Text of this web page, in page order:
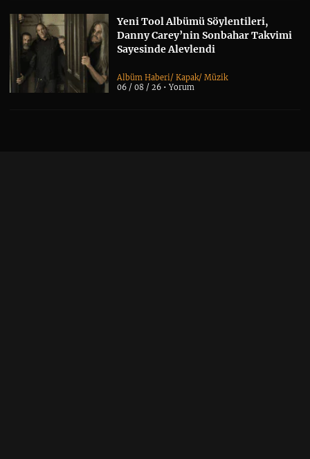
Yeni Tool Albümü Söylentileri,
Danny Carey’nin Sonbahar Takvimi
Sayesinde Alevlendi
Albüm Haberi/Kapak/Müzik
06 / 08 / 26 •Yorum